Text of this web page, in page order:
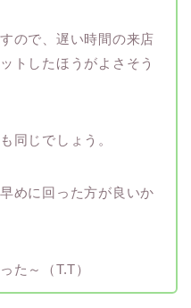
ので、遅い時間の来店
トしたほうがよさそう
同じでしょう。
めに回った方が良いか
た～（T.T）